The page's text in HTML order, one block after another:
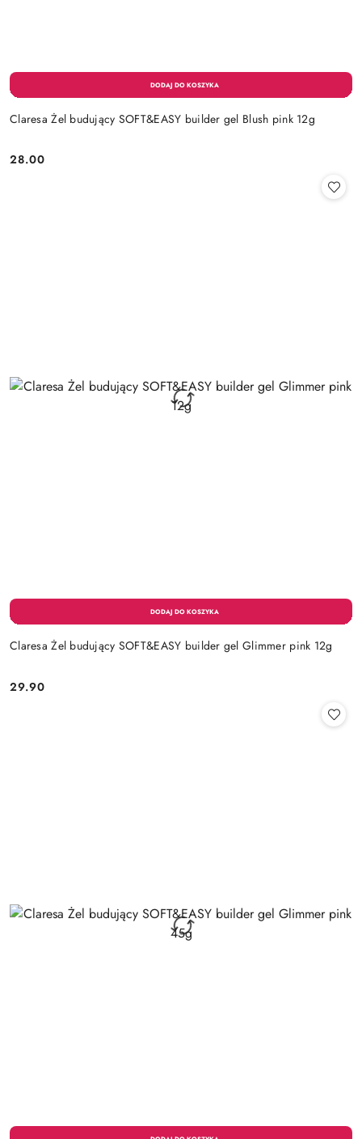
Claresa Żel budujący SOFT&EASY builder gel Blush pink 12g
Cena:
28.00
Claresa Żel budujący SOFT&EASY builder gel Glimmer pink 12g
Cena:
29.90